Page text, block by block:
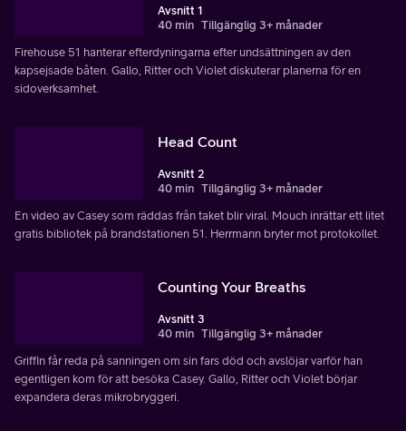
Avsnitt 1
40 min Tillgänglig 3+ månader
Firehouse 51 hanterar efterdyningarna efter undsättningen av den
kapsejsade båten. Gallo, Ritter och Violet diskuterar planerna för en
sidoverksamhet.
Head Count
Avsnitt 2
40 min Tillgänglig 3+ månader
En video av Casey som räddas från taket blir viral. Mouch inrättar ett litet
gratis bibliotek på brandstationen 51. Herrmann bryter mot protokollet.
Counting Your Breaths
Avsnitt 3
40 min Tillgänglig 3+ månader
Griffin får reda på sanningen om sin fars död och avslöjar varför han
egentligen kom för att besöka Casey. Gallo, Ritter och Violet börjar
expandera deras mikrobryggeri.